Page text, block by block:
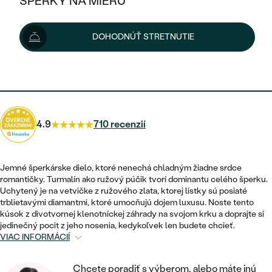
KOMBINOVANÉ ZLATO
PODĽA ŠTÝLU
ETERNITY
VINTAGE
NETRADIČNÉ
POSTRANNÉ DRAHOKAMY
HALO
VINTAGE
SET ZÁSNUBNÉHO PRSTEŇA A
NETRADIČNÉ
ZOSTAVTE SI PRSTEŇ
VÝPREDAJ
ŠPERKY ČO POMÁHAJÚ
PODĽA TYPU
NÁUŠNICE
PRSTENE
PRÍVESKY
NÁRAMKY
SETY
PÁNSKE ŠPERKY
PLATINOVÉ
NAPICHOVACIE
KRUHOVÉ
MINIMALISTICKÉ
VISIACE
SOLITÉR
ZLATÉ
STRIEBORNÉ
PODĽA ŠTÝLU
SOLITÉR
NARODENIE DIEŤAŤA
PERSONALIZOVANÉ
SO ZNAMENÍM ZVEROKRUHU
MINIMALISTICKÉ
VÝPREDAJ
ZLATÉ
STRIEBORNÉ
PODĽA ŠTÝLU
ETERNITY
MINIMALISTICKÉ
DOHODNÚŤ STRETNUTIE
1 099 €
Šperk vám doručíme do 3 - 4 týždňov. Možnosti doručenia
4.9 710 recenzií
Jemné šperkárske dielo, ktoré nenechá chladným žiadne srdce
romantičky. Turmalín ako ružový púčik tvorí dominantu celého šperku.
Uchytený je na vetvičke z ružového zlata, ktorej lístky sú posiaté
trblietavými diamantmi, ktoré umocňujú dojem luxusu. Noste tento
kúsok z divotvornej klenotníckej záhrady na svojom krku a doprajte si
jedinečný pocit z jeho nosenia, kedykoľvek len budete chcieť.
VIAC INFORMÁCIÍ
Chcete poradiť s výberom, alebo máte inú